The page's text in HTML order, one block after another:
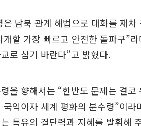
은 남북 관계 해법으로 대화를 재
개할 가장 빠르고 안전한 돌파구”
로 삼기 바란다”고 밝혔다.
을 향해서는 “한반도 문제는 결
국익이자 세계 평화의 분수령”이
특유의 결단력과 지혜를 발휘해